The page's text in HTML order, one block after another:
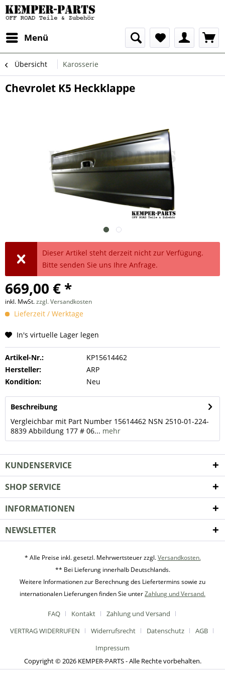
Menü
Übersicht Karosserie
Chevrolet K5 Heckklappe
Dieser Artikel steht derzeit nicht zur Verfügung.
Bitte senden Sie uns Ihre Anfrage.
669,00 € *
inkl. MwSt.zzgl. Versandkosten
Lieferzeit / Werktage
In's virtuelle Lager legen
Artikel-Nr.:
KP15614462
Hersteller:
ARP
Kondition:
Neu
Beschreibung
Vergleichbar mit Part Number 15614462 NSN 2510-01-224-
8839 Abbildung 177 # 06... mehr
KUNDENSERVICE
SHOP SERVICE
INFORMATIONEN
NEWSLETTER
* Alle Preise inkl. gesetzl. Mehrwertsteuer zzgl.Versandkosten.
** Bei Lieferung innerhalb Deutschlands.
Weitere Informationen zur Berechnung des Liefertermins sowie zu
internationalen Lieferungen finden Sie unterZahlung und Versand.
FAQ Kontakt
Zahlung und Versand
VERTRAG WIDERRUFEN
Widerrufsrecht Datenschutz
AGB
Impressum
Copyright © 2026 KEMPER-PARTS - Alle Rechte vorbehalten.